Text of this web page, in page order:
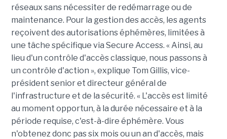
réseaux sans nécessiter de redémarrage ou de
maintenance. Pour la gestion des accès, les agents
reçoivent des autorisations éphémères, limitées à
une tâche spécifique via Secure Access. « Ainsi, au
lieu d'un contrôle d'accès classique, nous passons à
un contrôle d'action », explique Tom Gillis, vice-
président senior et directeur général de
l'infrastructure et de la sécurité. « L'accès est limité
au moment opportun, à la durée nécessaire et à la
période requise, c'est-à-dire éphémère. Vous
n'obtenez donc pas six mois ou un an d'accès, mais